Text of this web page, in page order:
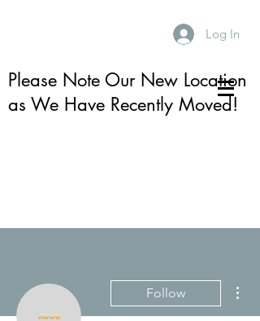
Log In
Please Note Our New Location
as We Have Recently Moved!
Follow